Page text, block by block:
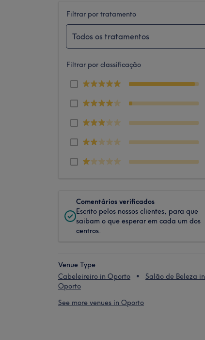
Filtrar por tratamento
Todos os tratamentos
Filtrar por classificação
Comentários verificados
Escrito pelos nossos clientes, para que
saibam o que esperar em cada um dos
centros.
Venue Type
Cabeleireiro in Oporto
Salão de Beleza in
Oporto
See more venues in Oporto